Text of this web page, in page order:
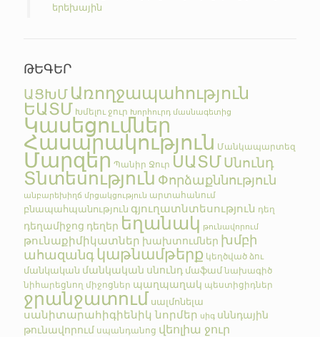
երեխային
ԹԵԳԵՐ
ԱՑԽՄ Առողջապահություն
ԵԱՏՄ Խմելու ջուր Խորհուրդ մասնագետից
Կասեցումներ
Հասարակություն Մանկապարտեզ
Մարզեր Պանիր Ջուր ՍԱՏՄՍնունդ
Տնտեսություն Փորձաքննություն
անբարեխիղճ մրցակցություն արտահանում
բնապահպանություն գյուղատնտեսություն դեղ
դեղամիջոց դեղեր եղանակ թունավորում
թունաքիմիկատներ խախտումներ խմբի
ահազանգկաթնամթերք կեղծված ձու
մանկական մանկական սնունդ մաֆամ նախագիծ
նիհարեցնող միջոցներ պաղպաղակ պեստիցիդներ
ջրանջատում սալմոնելա
սանիտարահիգիենիկ նորմեր սիգ սննդային
թունավորում սպանդանոց վեոլիա ջուր